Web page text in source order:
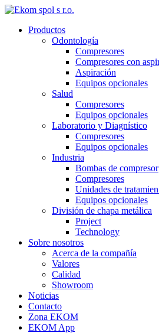
Productos
Odontología
Compresores
Compresores con
Aspiración
Equipos opcionales
Salud
Compresores
Equipos opcionales
Laboratorio y Diagnístico
Compresores
Equipos opcionales
Industria
Bombas de compresor
Compresores
Unidades de
Equipos opcionales
División de chapa metálica
Project
Technology
Sobre nosotros
Acerca de la compañía
Valores
Calidad
Showroom
Noticias
Contacto
Zona EKOM
EKOM App